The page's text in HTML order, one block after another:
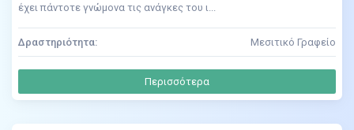
έχει πάντοτε γνώμονα τις ανάγκες του ι...
Δραστηριότητα: Μεσιτικό Γραφείο
Περισσότερα